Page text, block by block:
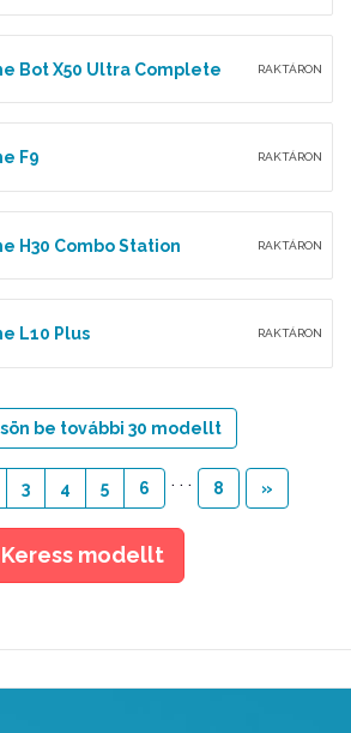
Bot X50 Ultra Complete RAKTÁRON
F9 RAKTÁRON
H30 Combo Station RAKTÁRON
L10 Plus RAKTÁRON
be további 30 modellt
3 4 5 6 . . . 8 »
Keress modellt